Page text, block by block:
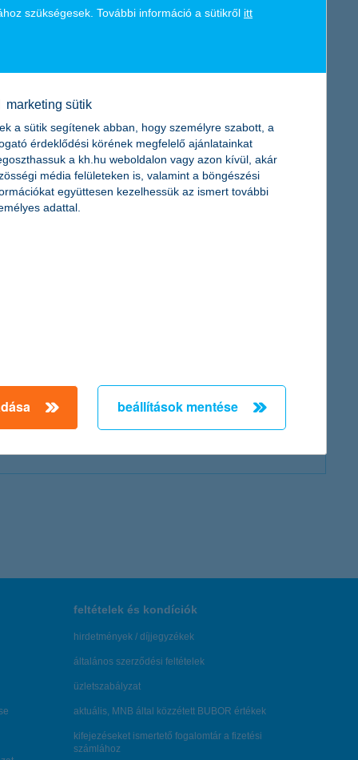
A tanulmány szerint az ESG szempontok iránti
és az éghajlathoz alkalmazkodó hitelezés a banki
A K&H felelős befektetési alapjaiban kezelt vagyon
részesedéssel bír. A vállalati zöldhitel-kihelyezés
6 százalékát adta.
feltételek és kondíciók
hirdetmények / díjjegyzékek
általános szerződési feltételek
üzletszabályzat
aktuális, MNB által közzétett BUBOR értékek
kifejezéseket ismertető fogalomtár a fizetési
számlához
szükségesek. További információ a sütikről itt
marketing sütik
a sütik segítenek abban, hogy személyre szabott, a
érdeklődési körének megfelelő ajánlatainkat
a kh.hu weboldalon vagy azon kívül, akár
média felületeken is, valamint a böngészési
együttesen kezelhessük az ismert további
adattal.
beállítások mentése